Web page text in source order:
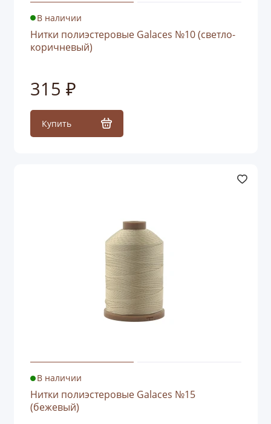
В наличии
Нитки полиэстеровые Galaces №10 (светло-
коричневый)
315 ₽
Купить
В наличии
Нитки полиэстеровые Galaces №15
(бежевый)